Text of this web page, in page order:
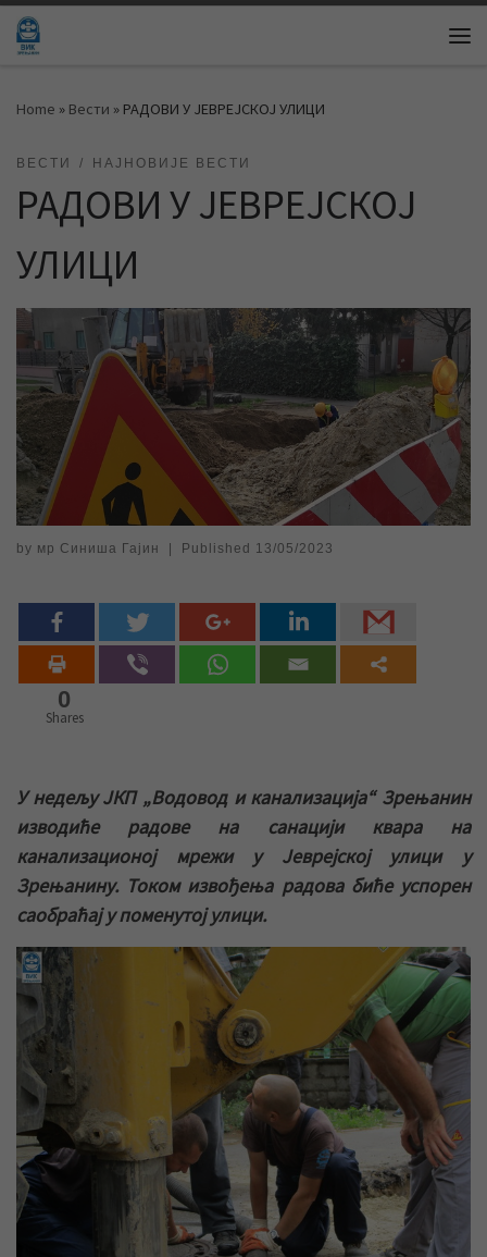
Skip to content
Home » Вести » РАДОВИ У ЈЕВРЕЈСКОЈ УЛИЦИ
ВЕСТИ НАЈНОВИЈЕ ВЕСТИ
РАДОВИ У ЈЕВРЕЈСКОЈ
УЛИЦИ
by мр Синиша Гајин Published 13/05/2023
0
Shares
У недељу ЈКП „Водовод и канализација“ Зрењанин
изводиће радове на санацији квара на
канализационој мрежи у Јеврејској улици у
Зрењанину. Током извођења радова биће успорен
саобраћај у поменутој улици.